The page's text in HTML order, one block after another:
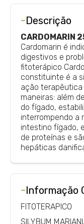
-Descrição
CARDOMARIN
Cardomarin é
digestivos e
fitoterápico
constituinte é a
ação terapêutica
maneiras: além
do fígado,
interrompendo a
intestino fígado,
de proteínas e
hepáticas
-Informação
FITOTERAPICO
SILYBUM